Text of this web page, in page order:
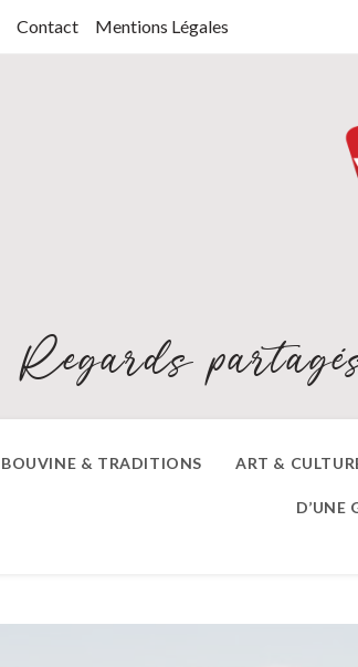
Contact Mentions Légales
Regards
BOUVINE & TRADITIONS ART &
D’UNE